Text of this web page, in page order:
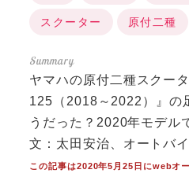
スクーター 原付二種
ヤマハの原付二種スクー
125（2018～2022）』の
うだった？2020年モデル
文：太田安治、オートバ
この記事は2020年5月25日にwebオ